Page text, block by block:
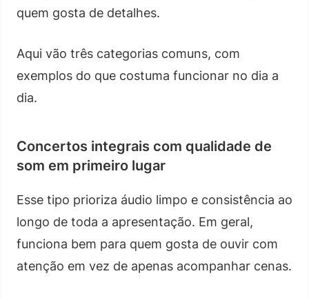
quem gosta de detalhes.
Aqui vão três categorias comuns, com
exemplos do que costuma funcionar no dia a
dia.
Concertos integrais com qualidade de
som em primeiro lugar
Esse tipo prioriza áudio limpo e consistência ao
longo de toda a apresentação. Em geral,
funciona bem para quem gosta de ouvir com
atenção em vez de apenas acompanhar cenas.